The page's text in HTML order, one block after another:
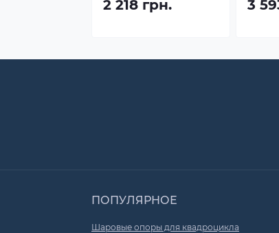
2 218 грн. 3
ПОПУЛЯРНОЕ
Шаровые опоры для квадроцикла